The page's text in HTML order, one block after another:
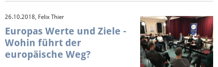
26.10.2018, Felix Thier
Europas Werte und Ziele -
Wohin führt der
europäische Weg?